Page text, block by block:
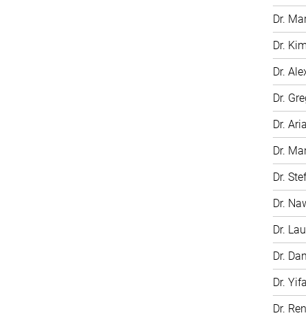
Dr.
Dr.
Dr.
Dr.
Dr.
Dr.
Dr.
Dr.
Dr.
Dr.
Dr.
Dr.